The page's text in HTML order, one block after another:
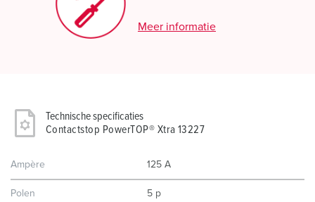
Meer informatie
Technische specificaties
Contactstop PowerTOP® Xtra 13227
Ampère 125 A
Polen 5 p